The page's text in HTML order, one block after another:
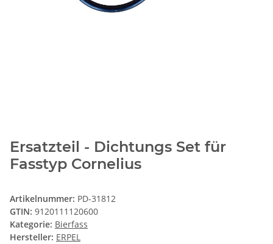
Ersatzteil - Dichtungs Set für
Fasstyp Cornelius
Artikelnummer: PD-31812
GTIN: 9120111120600
Kategorie: Bierfass
Hersteller: ERPEL